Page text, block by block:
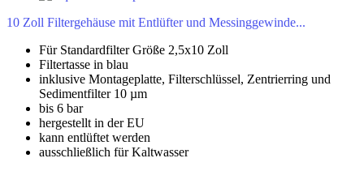
10 Zoll Filtergehäuse mit Entlüfter und Messinggewinde...
Für Standardfilter Größe 2,5x10 Zoll
Filtertasse in blau
inklusive Montageplatte, Filterschlüssel, Zentrierring und
Sedimentfilter 10 µm
bis 6 bar
hergestellt in der EU
kann entlüftet werden
ausschließlich für Kaltwasser